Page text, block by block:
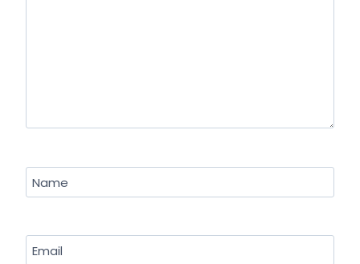
Name
Email